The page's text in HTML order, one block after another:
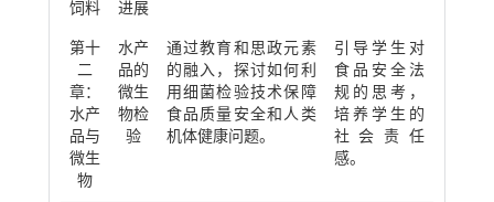
饲料
进展
第十
二
章：
水产
品与
微生
物
水产
品的
微生
物检
验
通过教育和思政元素
的融入，探讨如何利
用细菌检验技术保障
食品质量安全和人类
机体健康问题。
引导学生对
食品安全法
规的思考，
培养学生的
社会责任
感。